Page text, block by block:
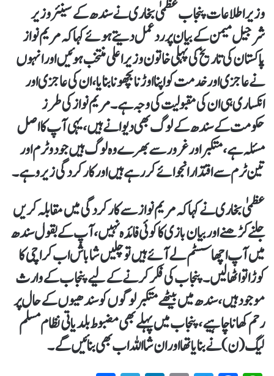
وزیر اطلاعات پنجاب عظمیٰ بخاری نے سندھ کے سینئر وزیر
شرجیل میمن کے بیان پر ردعمل دیتے ہوئے کہا کہ مریم نواز
پاکستان کی تاریخ کی پہلی خاتون وزیراعلی منتخب ہوئیں اور انہوں
نے عاجزی اور خدمت کو اپنا اوڑنا بچھونا بنایا، ان کی عاجزی اور
انکساری ہی ان کی مقبولیت کی وجہ ہے۔ مریم نواز کی طرز
حکومت کے سندھ کے لوگ بھی دیوانے ہیں، یہی آپ کا اصل
مسئلہ ہے، متکبر اور غرور سے بھرے وہ لوگ ہیں جو دو ٹرم اور
تین ٹرم سے اقتدار انجوائے کر رہے ہیں اور کارکردگی زیرو ہے۔
عظمیٰ بخاری نے کہاکہ مریم نواز سے کارکردگی میں مقابلہ کریں
جلنے کڑھنے اور بیان بازی کا کوئی فائدہ نہیں، آپ کے بقول سندھ
میں آپ اچھا سسٹم لے آئے ہیں تو چلیں شاباش اب کراچی کا
کوڑا تو اٹھالیں۔ پنجاب کی فکر کرنے کے لیے پنجاب کے وارث
موجود ہیں، سندھ میں بیٹھے متکبر لوگوں کو سندھیوں کے حال پر
رحم کھانا چاہیے، پنجاب میں پہلے بھی مضبوط بلدیاتی نظام مسلم
لیگ (ن) نے بنایا تھا اور ان شااللہ اب بھی بنائیں گے۔